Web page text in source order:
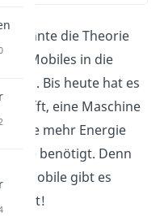
konnte die Theorie
Mobiles in die
Bis heute hat es
eine Maschine
die mehr Energie
sie benötigt. Denn
Mobile gibt es
nicht!